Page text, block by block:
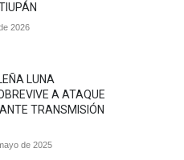
2026
LUNA
A ATAQUE
TRANSMISIÓN
de 2025